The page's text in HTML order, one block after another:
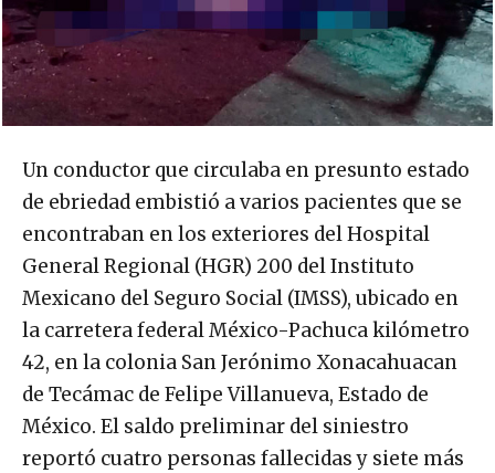
Un conductor que circulaba en presunto estado
de ebriedad embistió a varios pacientes que se
encontraban en los exteriores del Hospital
General Regional (HGR) 200 del Instituto
Mexicano del Seguro Social (IMSS), ubicado en
la carretera federal México-Pachuca kilómetro
42, en la colonia San Jerónimo Xonacahuacan
de Tecámac de Felipe Villanueva, Estado de
México. El saldo preliminar del siniestro
reportó cuatro personas fallecidas y siete más